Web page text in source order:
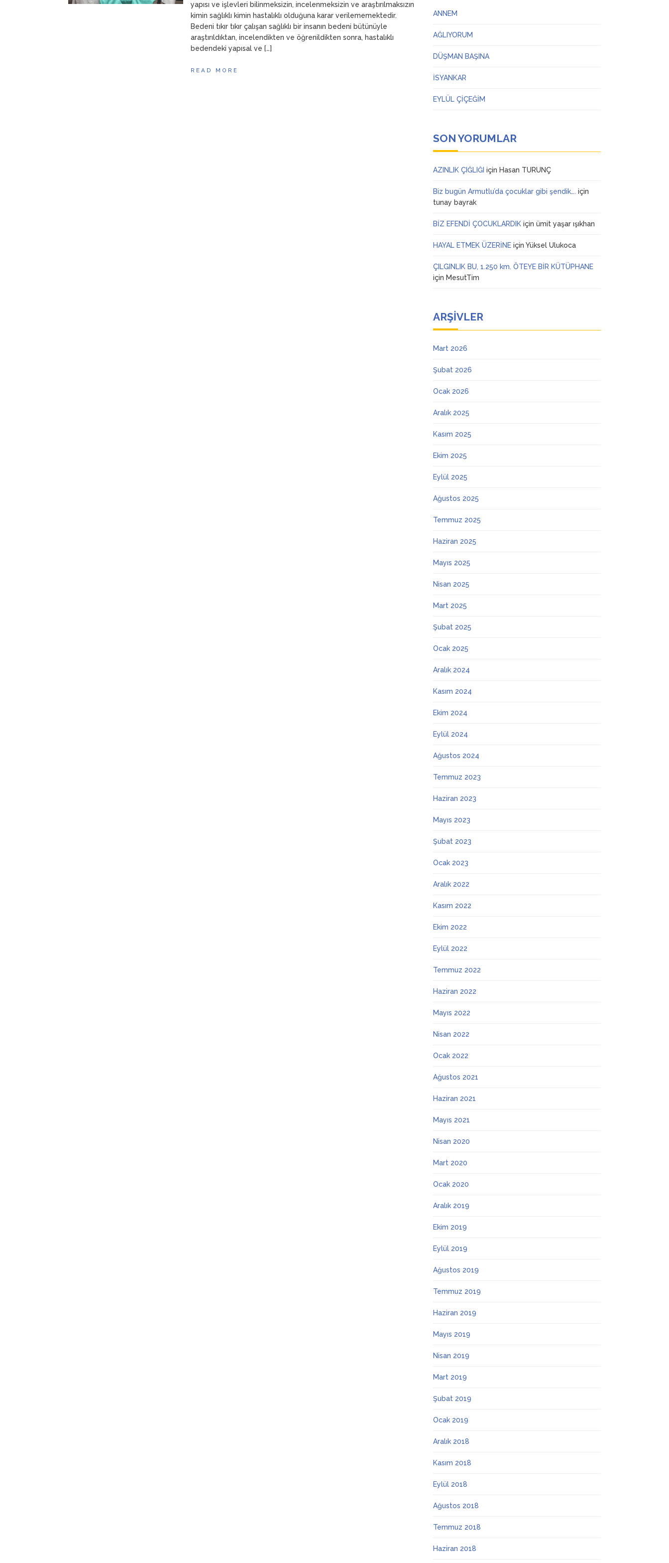
yapısı ve işlevleri bilinmeksizin, incelenmeksizin ve araştırılmaksızın
kimin sağlıklı kimin hastalıklı olduğuna karar verilememektedir.
Bedeni tıkır tıkır çalışan sağlıklı bir insanın bedeni bütünüyle
araştırıldıktan, incelendikten ve öğrenildikten sonra, hastalıklı
bedendeki yapısal ve […]
READ MORE
ANNEM
AĞLIYORUM
DÜŞMAN BAŞINA
İSYANKAR
EYLÜL ÇİÇEĞİM
SON YORUMLAR
AZINLIK ÇIĞLIĞI için Hasan TURUNÇ
Biz bugün Armutlu’da çocuklar gibi şendik…. için
tunay bayrak
BİZ EFENDİ ÇOCUKLARDIK içinümit yaşar ışıkhan
HAYAL ETMEK ÜZERİNE içinYüksel Ulukoca
ÇILGINLIK BU, 1.250 km. ÖTEYE BİR KÜTÜPHANE
için MesutTim
ARŞIVLER
Mart 2026
Şubat 2026
Ocak 2026
Aralık 2025
Kasım 2025
Ekim 2025
Eylül 2025
Ağustos 2025
Temmuz 2025
Haziran 2025
Mayıs 2025
Nisan 2025
Mart 2025
Şubat 2025
Ocak 2025
Aralık 2024
Kasım 2024
Ekim 2024
Eylül 2024
Ağustos 2024
Temmuz 2023
Haziran 2023
Mayıs 2023
Şubat 2023
Ocak 2023
Aralık 2022
Kasım 2022
Ekim 2022
Eylül 2022
Temmuz 2022
Haziran 2022
Mayıs 2022
Nisan 2022
Ocak 2022
Ağustos 2021
Haziran 2021
Mayıs 2021
Nisan 2020
Mart 2020
Ocak 2020
Aralık 2019
Ekim 2019
Eylül 2019
Ağustos 2019
Temmuz 2019
Haziran 2019
Mayıs 2019
Nisan 2019
Mart 2019
Şubat 2019
Ocak 2019
Aralık 2018
Kasım 2018
Eylül 2018
Ağustos 2018
Temmuz 2018
Haziran 2018